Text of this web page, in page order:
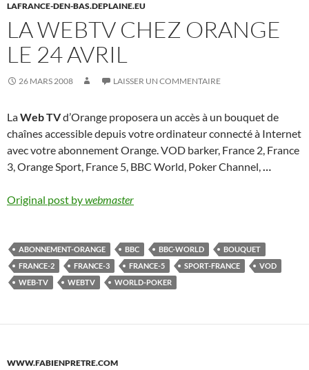
LAFRANCE-DEN-BAS.DEPLAINE.EU
LA WEBTV CHEZ ORANGE
LE 24 AVRIL
26 MARS 2008 LAISSER UN COMMENTAIRE
LaWeb TVd’Orange proposera un accès à un bouquet de
chaînes accessible depuis votre ordinateur connecté à Internet
avec votre abonnement Orange. VOD barker, France 2, France
3, Orange Sport, France 5, BBC World, Poker Channel,…
Original post bywebmaster
ABONNEMENT-ORANGE BBC BBC-WORLD
BOUQUET
FRANCE-2
FRANCE-3 FRANCE-5 SPORT-FRANCE
VOD
WEB-TV
WEBTV WORLD-POKER
WWW.FABIENPRETRE.COM